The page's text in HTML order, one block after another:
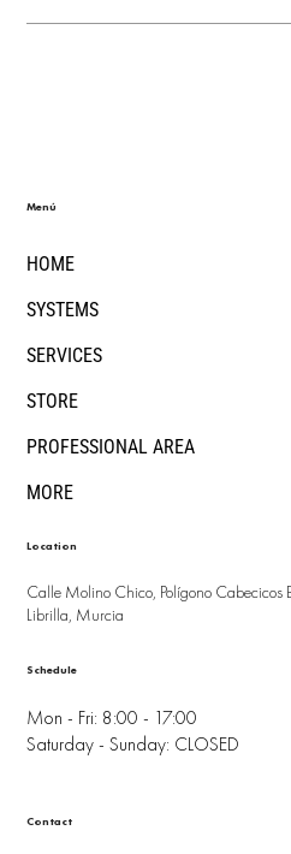
HOME
SYSTEMS
SERVICES
STORE
PROFESSIONAL AREA
MORE
Menú
Location
Calle Molino Chico, Polígono
Librilla, Murcia
Mon - Fri: 8:00 - 17:00
Saturday - Sunday: CLOSED
Schedule
Contact